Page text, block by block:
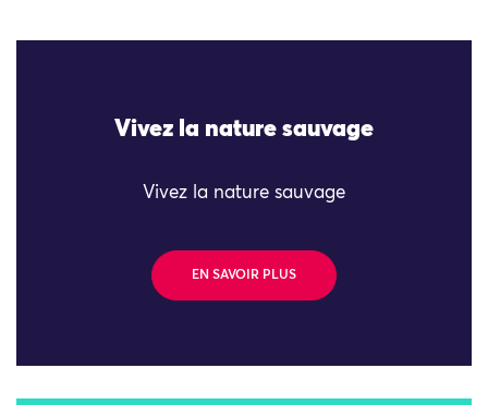
Vivez la nature sauvage
Vivez la nature sauvage
EN SAVOIR PLUS